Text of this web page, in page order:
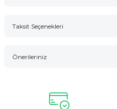
Taksit Seçenekleri
Önerileriniz
konularda yetersiz